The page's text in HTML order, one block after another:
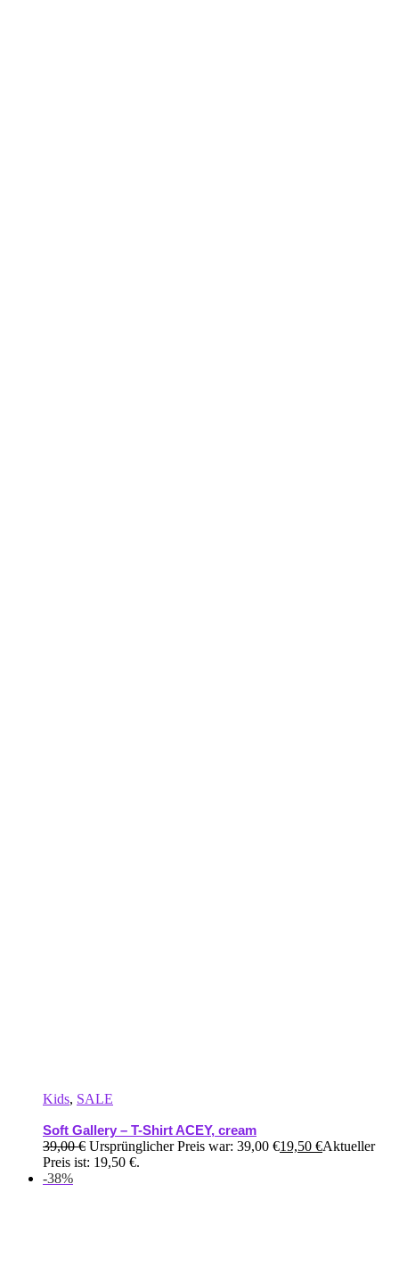
Kids, SALE
Soft Gallery – T-Shirt ACEY, cream
39,00€ Ursprünglicher Preis war: 39,00 €19,50 €Aktueller
Preis ist: 19,50 €.
-38%